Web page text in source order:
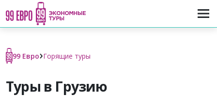
99 Евро›Горящие туры
Туры в Грузию